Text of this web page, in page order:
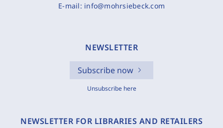
E-mail: info@mohrsiebeck.com
NEWSLETTER
Subscribe now
Unsubscribe here
NEWSLETTER FOR LIBRARIES AND RETAILERS